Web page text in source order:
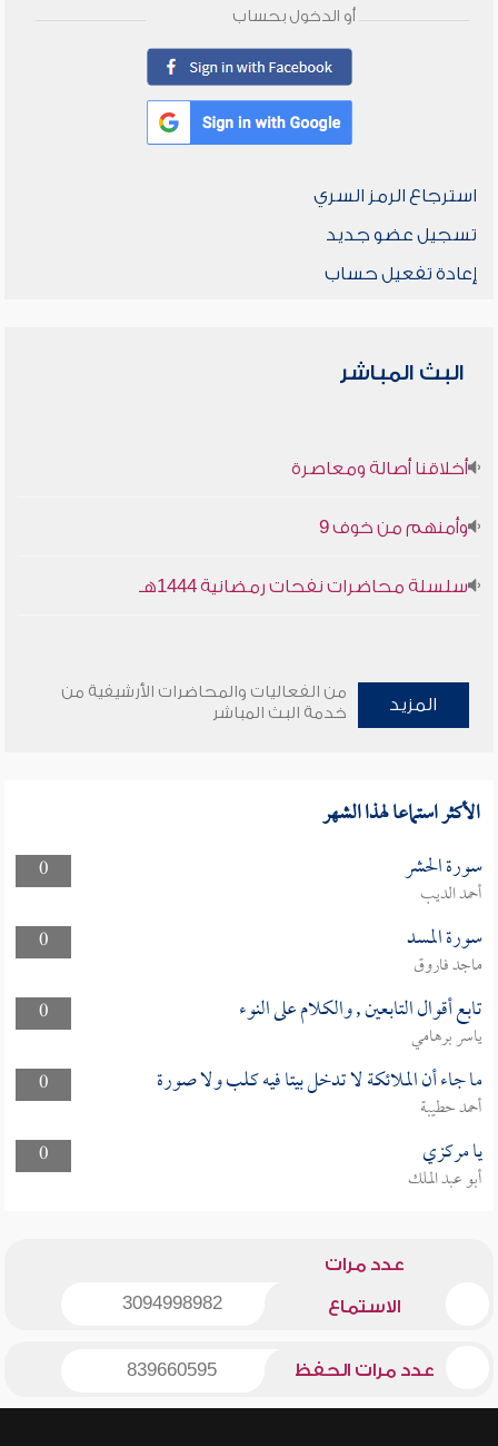
أو الدخول بحساب
استرجاع الرمز السري
تسجيل عضو جديد
إعادة تفعيل حساب
البث المباشر
أخلاقنا أصالة ومعاصرة
وأمنهم من خوف 9
سلسلة محاضرات نفحات رمضانية 1444هـ
المزيد
من الفعاليات والمحاضرات الأرشيفية من
خدمة البث المباشر
الأكثر استماعا لهذا الشهر
0 سورة الحشر
أحمد الديب
0
سورة المسد
ماجد فاروق
0
تابع أقوال التابعين , والكلام على النوء
ياسر برهامي
0
ما جاء أن الملائكة لا تدخل بيتا فيه كلب ولا صورة
أحمد حطيبة
0
يا مركزي
أبو عبد الملك
عدد مرات
الاستماع 3094998982
عدد مرات الحفظ 839660595